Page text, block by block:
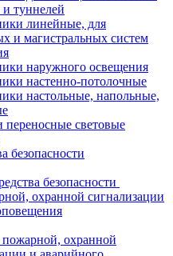
и туннелей
линейные, для
и магистральных систем
наружного освещения
настенно-потолочные
настольные, напольные,
световые
безопасности
безопасности
охранной сигнализации
охранной